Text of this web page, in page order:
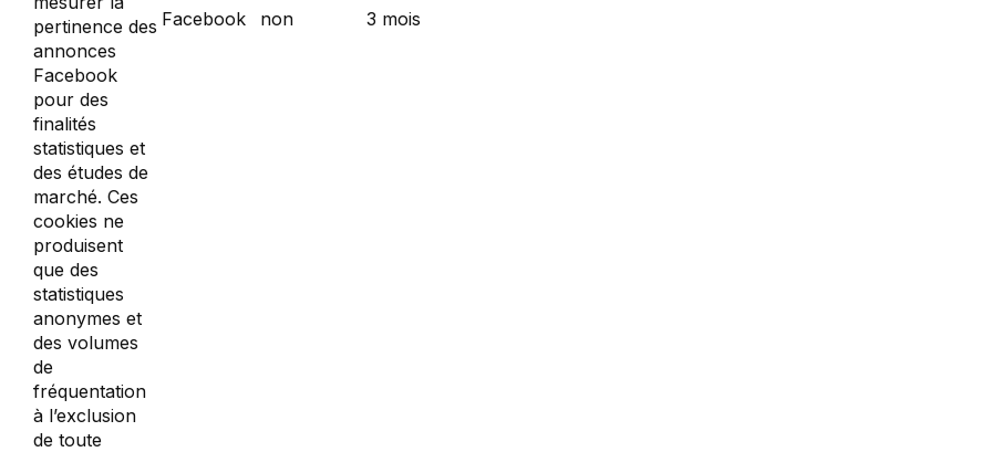
pertinence des
annonces
Facebook
pour des
finalités
statistiques et
des études de
marché. Ces
cookies ne
produisent
que des
statistiques
anonymes et
des volumes
de
fréquentation
à l’exclusion
de toute
Facebook non 3 mois